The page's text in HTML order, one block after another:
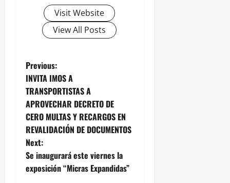
Visit Website
View All Posts
P
o
s
t
n
a
Previous:
INVITA IMOS A
TRANSPORTISTAS A
APROVECHAR DECRETO DE
CERO MULTAS Y RECARGOS EN
REVALIDACIÓN DE DOCUMENTOS
Next:
Se inaugurará este viernes la
exposición “Micras Expandidas”